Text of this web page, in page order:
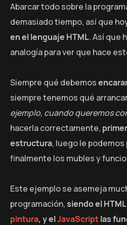
Abarcar todo sobre la
demasiado tiempo, así que
en el lenguaje HTML. Así que
analogía para ver que hace
Siempre qué debemos
siempre tenemos qué
ejemplo, cuando queremos
hacerla correctamente,
estructura, luego le
finalmente los mubles y
Este ejemplo se asemeja
programación,siendo el
pintura, y elJavaScriptlas